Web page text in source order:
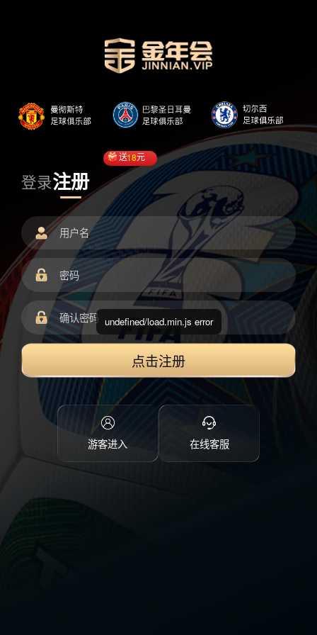
登录注册
送18元
点击注册
游客进入 在线客服
undefined/load.min.js error